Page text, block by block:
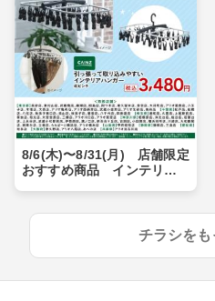
8/6(木)〜8/31(月) 店舗限定
おすすめ商品 インテリア
チラシをも